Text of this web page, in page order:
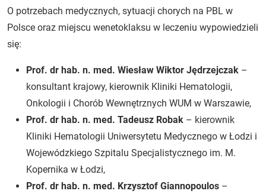
O potrzebach medycznych, sytuacji chorych na PBL w
Polsce oraz miejscu wenetoklaksu w leczeniu wypowiedzieli
się:
Prof. dr hab. n. med. Wiesław Wiktor Jędrzejczak –
konsultant krajowy, kierownik Kliniki Hematologii,
Onkologii i Chorób Wewnętrznych WUM w Warszawie,
Prof. dr hab. n. med. Tadeusz Robak – kierownik
Kliniki Hematologii Uniwersytetu Medycznego w Łodzi i
Wojewódzkiego Szpitalu Specjalistycznego im. M.
Kopernika w Łodzi,
Prof. dr hab. n. med. Krzysztof Giannopoulos –